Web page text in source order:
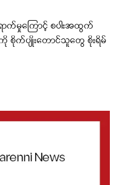
ောက်မှုကြောင့် စပါးအထွက်
ကို စိုက်ပျိုးတောင်သူတွေ စိုးရိမ်